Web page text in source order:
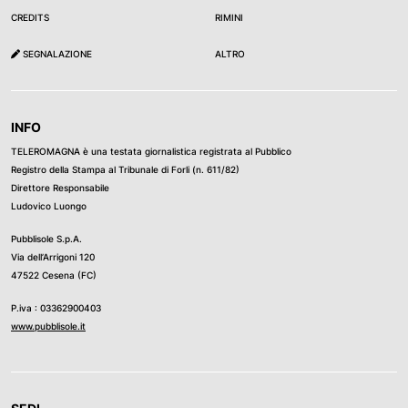
CREDITS
SEGNALAZIONE
RIMINI
ALTRO
INFO
TELEROMAGNA è una testata giornalistica registrata al Pubblico
Registro della Stampa al Tribunale di Forli (n. 611/82)
Direttore Responsabile
Ludovico Luongo
Pubblisole S.p.A.
Via dell’Arrigoni 120
47522 Cesena (FC)
P.iva : 03362900403
www.pubblisole.it